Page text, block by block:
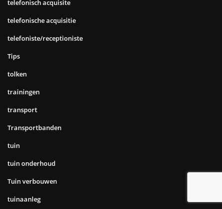
telefonisch acquisite
telefonische acquisitie
telefoniste/receptioniste
Tips
tolken
trainingen
transport
Transportbanden
tuin
tuin onderhoud
Tuin verbouwen
tuinaanleg